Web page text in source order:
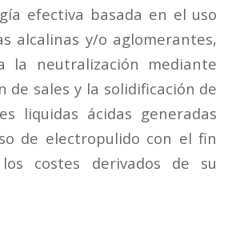
efectiva basada en el uso
alcalinas y/o aglomerantes,
la neutralización mediante
de sales y la solidificación de
liquidas ácidas generadas
de electropulido con el fin
costes derivados de su